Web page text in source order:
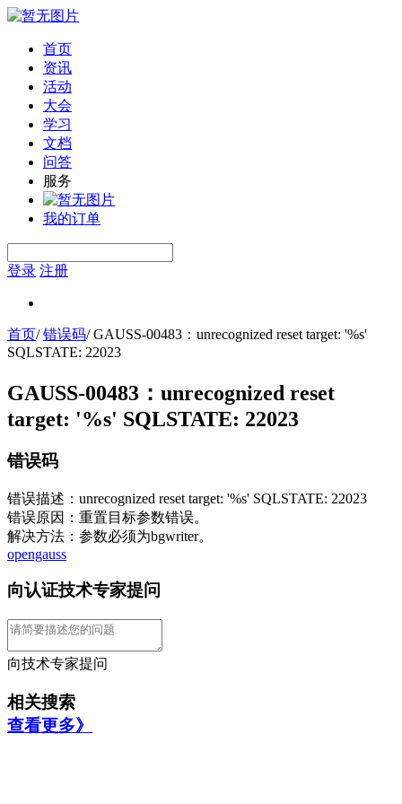
首页
资讯
活动
大会
学习
文档
问答
服务
我的订单
登录 注册
首页/错误码/GAUSS-00483：unrecognized reset target: '%s'
SQLSTATE: 22023
GAUSS-00483：unrecognized reset
target: '%s' SQLSTATE: 22023
错误码
错误描述：unrecognized reset target: '%s' SQLSTATE: 22023
错误原因：重置目标参数错误。
解决方法：参数必须为bgwriter。
opengauss
向认证技术专家提问
向技术专家提问
相关搜索
查看更多》